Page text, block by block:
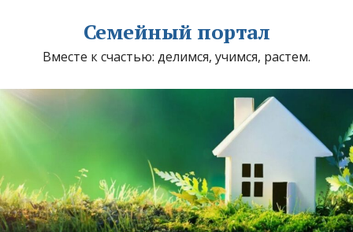
Семейный портал
Вместе к счастью: делимся, учимся, растем.